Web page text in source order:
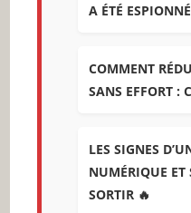
A ÉTÉ
COMMENT
SANS EFFORT :
LES SIGNES
NUMÉRIQUE ET
SORTIR 🔥